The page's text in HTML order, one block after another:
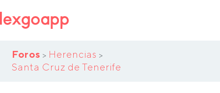
Foros > Herencias >
Santa Cruz de Tenerife